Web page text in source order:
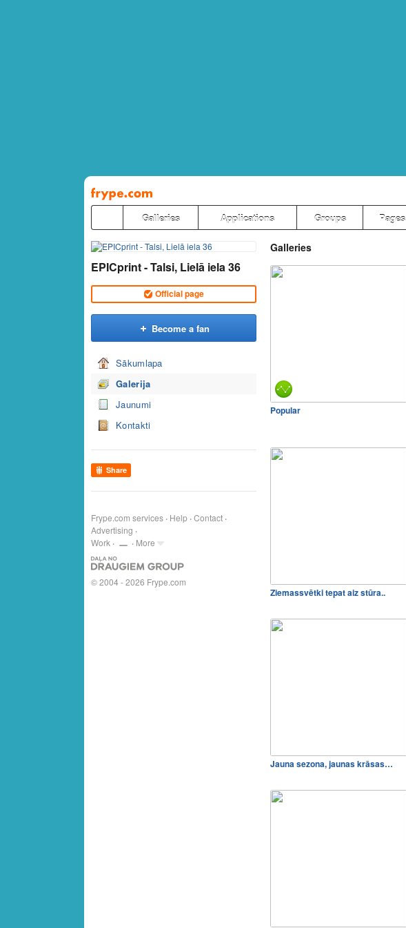
Pāriet
uz
saturu
Galleries Applications Groups Pages
EPICprint - Talsi, Lielā iela 36
Official page
Become a fan
Sākumlapa
Galerija
Jaunumi
Kontakti
Share
Frype.com services Help Contact
Advertising
Work
More
© 2004 - 2026 Frype.com
Galleries
Popular
Ziemassvētki tepat aiz stūra..
Jauna sezona, jaunas krāsas…